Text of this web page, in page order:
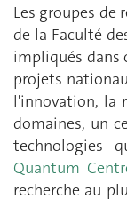
Les groupes de
de la Faculté
impliqués dans
projets
l'innovation, la
domaines, un
technologies
Quantum
recherche au